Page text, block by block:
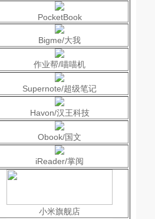
PocketBook
Bigme/大我
作业帮/喵喵机
Supernote/超级笔记
Havon/汉王科技
Obook/国文
iReader/掌阅
小米旗舰店